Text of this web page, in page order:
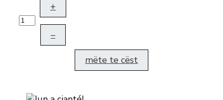
+
–
mëte te cëst